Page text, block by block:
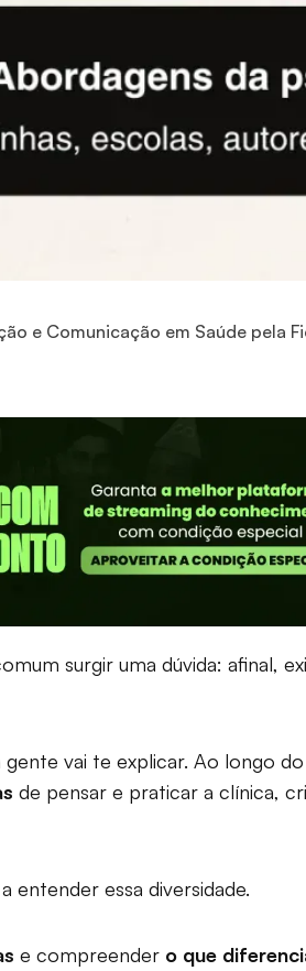
e Comunicação em Saúde pela
surgir uma dúvida: afinal,
vai te explicar. Ao longo
de pensar e praticar a clínica,
entender essa diversidade.
e compreender o que